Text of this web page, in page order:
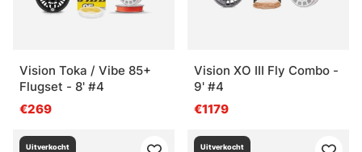
Vision Toka / Vibe 85+
Flugset - 8' #4
€269
Vision XO III Fly Combo -
9' #4
€1179
Uitverkocht Uitverkocht